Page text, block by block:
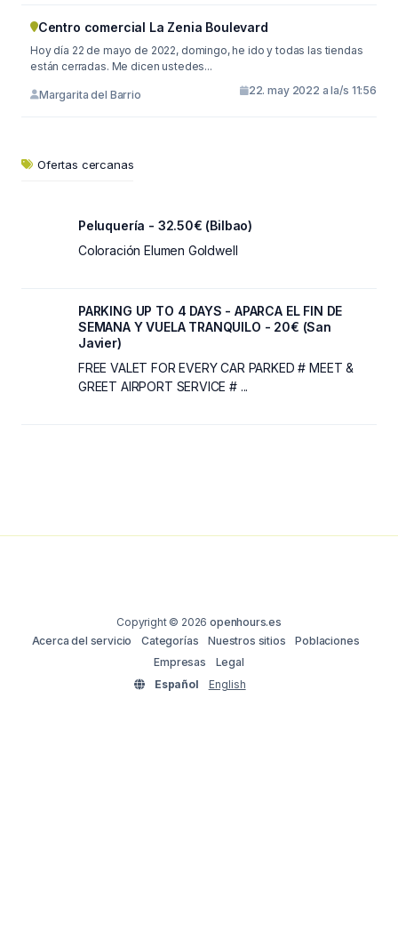
Centro comercial La Zenia Boulevard
Hoy día 22 de mayo de 2022, domingo, he ido y todas las tiendas
están cerradas. Me dicen ustedes...
Margarita del Barrio 22. may 2022 a la/s 11:56
Ofertas cercanas
Peluquería - 32.50€ (Bilbao)
Coloración Elumen Goldwell
PARKING UP TO 4 DAYS - APARCA EL FIN DE
SEMANA Y VUELA TRANQUILO - 20€ (San
Javier)
FREE VALET FOR EVERY CAR PARKED # MEET &
GREET AIRPORT SERVICE # ...
Copyright © 2026openhours.es
Acerca del servicio
Categorías Nuestros sitios
Poblaciones
Empresas
Legal
Español
English